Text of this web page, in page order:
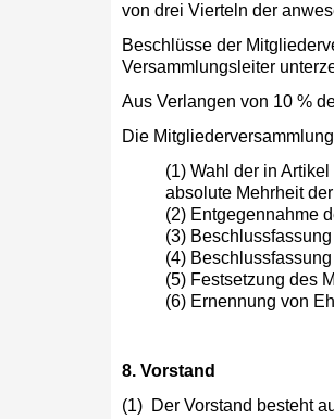
von drei Vierteln der
Beschlüsse der
Versammlungsleiter
Aus Verlangen von 10 %
Die
(1) Wahl der in
absolute Mehrheit
(2) Entgegennahme
(3)
(4)
(5) Festsetzung des
(6) Ernennung von
8. Vorstand
(1) Der Vorstand besteht